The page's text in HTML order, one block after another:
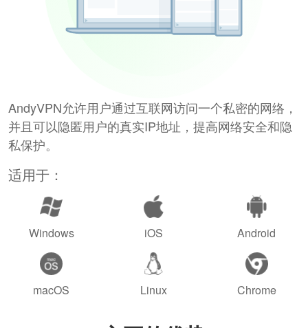
AndyVPN允许用户通过互联网访问一个私密的网络，
并且可以隐匿用户的真实IP地址，提高网络安全和隐
私保护。
适用于：
Windows iOS Android
macOS Linux Chrome